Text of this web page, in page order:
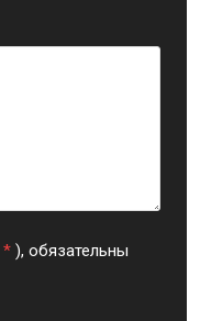
* ), обязательны